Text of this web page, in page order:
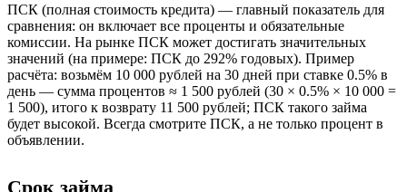
ПСК (полная стоимость кредита) — главный показатель для
сравнения: он включает все проценты и обязательные
комиссии. На рынке ПСК может достигать значительных
значений (на примере: ПСК до 292% годовых). Пример
расчёта: возьмём 10 000 рублей на 30 дней при ставке 0.5% в
день — сумма процентов ≈ 1 500 рублей (30 × 0.5% × 10 000 =
1 500), итого к возврату 11 500 рублей; ПСК такого займа
будет высокой. Всегда смотрите ПСК, а не только процент в
объявлении.
Срок займа